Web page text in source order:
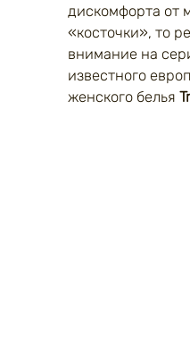
дискомфорта от
«косточки», то
внимание на
известного
женского белья